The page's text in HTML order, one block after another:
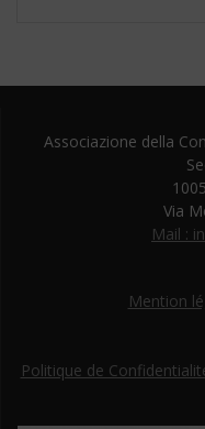
Associazione della
Via
Mail :
Mention
Politique de